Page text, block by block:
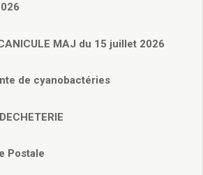
règlementation
réglementation funéraire
ligne
civil
MAJ du 15 juillet 2026
de cyanobactéries
Postale